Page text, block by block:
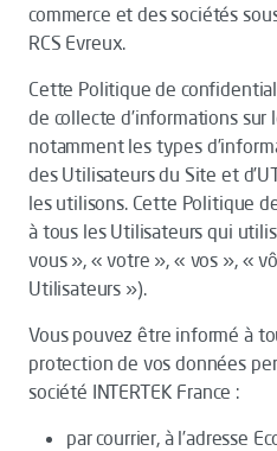
commerce et des sociétés
RCS Evreux.
Cette Politique de
de collecte d’informations
notamment les types
des Utilisateurs du Site et
les utilisons. Cette Politique
à tous les Utilisateurs qui
vous », « votre », « vos », «
Utilisateurs »).
Vous pouvez être informé à
protection de vos données
société INTERTEK France :
par courrier, à l’adresse